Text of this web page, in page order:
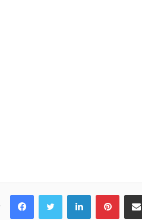
FacebookTwitter Linkedin